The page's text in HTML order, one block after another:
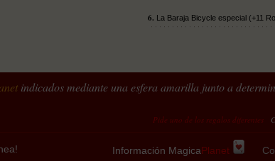
6. La Baraja Bicycle especial (+11
indicados mediante una esfera amarilla junto a
Pide uno de los regalos diferentes Carta
Información MagicaPlanet